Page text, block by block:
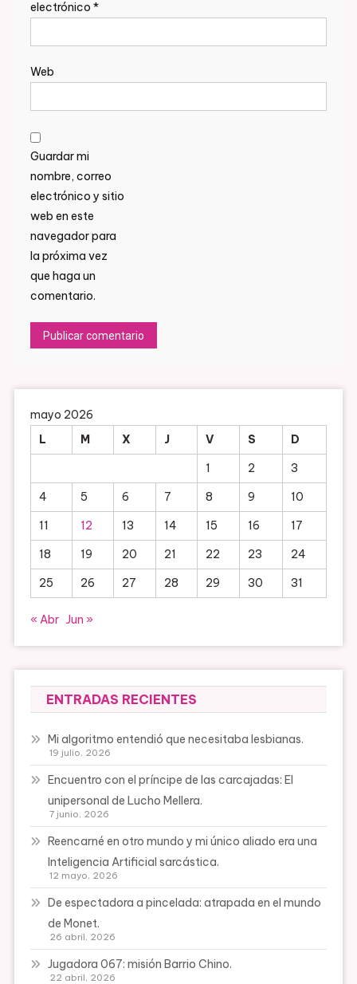
electrónico *
Web
Guardar mi
nombre, correo
electrónico y sitio
web en este
navegador para
la próxima vez
que haga un
comentario.
mayo 2026
L
M X J V S
D
1
2
3
4
5 6 7 8 9
10
11
12 13 14 15 16
17
18
19 20 21 22 23
24
25
26 27 28 29 30 31
« Abr Jun »
ENTRADAS RECIENTES
Mi algoritmo entendió que necesitaba lesbianas.
19 julio, 2026
Encuentro con el príncipe de las carcajadas: El
unipersonal de Lucho Mellera.
7 junio, 2026
Reencarné en otro mundo y mi único aliado era una
Inteligencia Artificial sarcástica.
12 mayo, 2026
De espectadora a pincelada: atrapada en el mundo
de Monet.
26 abril, 2026
Jugadora 067: misión Barrio Chino.
22 abril, 2026